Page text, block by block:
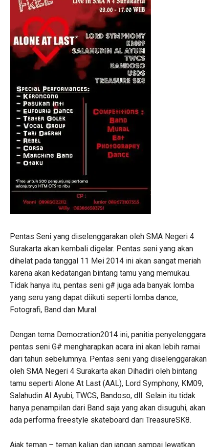
Pentas Seni yang diselenggarakan oleh SMA Negeri 4
Surakarta akan kembali digelar. Pentas seni yang akan
dihelat pada tanggal 11 Mei 2014 ini akan sangat meriah
karena akan kedatangan bintang tamu yang memukau.
Tidak hanya itu, pentas seni g# juga ada banyak lomba
yang seru yang dapat diikuti seperti lomba dance,
Fotografi, Band dan Mural.
Dengan tema Democration2014 ini, panitia penyelenggara
pentas seni G# mengharapkan acara ini akan lebih ramai
dari tahun sebelumnya. Pentas seni yang diselenggarakan
oleh SMA Negeri 4 Surakarta akan Dihadiri oleh bintang
tamu seperti Alone At Last (AAL), Lord Symphony, KM09,
Salahudin Al Ayubi, TWCS, Bandoso, dll. Selain itu tidak
hanya penampilan dari Band saja yang akan disuguhi, akan
ada performa freestyle skateboard dari TreasureSK8.
Ajak teman – teman kalian dan jangan sampai lewatkan